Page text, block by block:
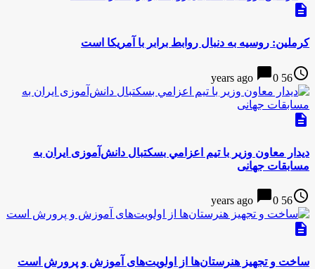
description
کرملین: روسیه به دنبال روابط برابر با آمریکا است
access_time
56 years ago
chat_bubble0
description
دیدار معاون وزير با تيم اعزامي بسکتبال دانش‌آموزی ایران به
مسابقات جهانی
access_time
56 years ago
chat_bubble0
description
ساخت و تجهیز هنرستان‌ها از اولویت‌های آموزش و پرورش است